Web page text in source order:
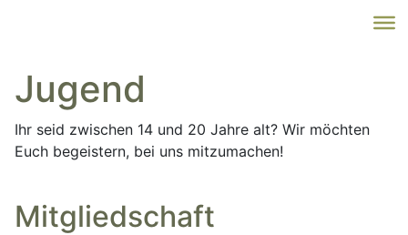
Jugend
Ihr seid zwischen 14 und 20 Jahre alt? Wir möchten
Euch begeistern, bei uns mitzumachen!
Mitgliedschaft